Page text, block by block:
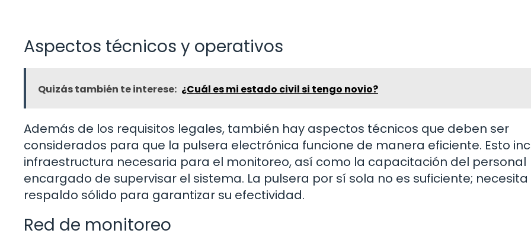
Aspectos técnicos y operativos
Quizás también te interese: ¿Cuál es mi estado civil si tengo novio?
Además de los requisitos legales, también hay aspectos técnicos que deben ser
considerados para que la pulsera electrónica funcione de manera eficiente. Esto
infraestructura necesaria para el monitoreo, así como la capacitación del personal
encargado de supervisar el sistema. La pulsera por sí sola no es suficiente; necesita
respaldo sólido para garantizar su efectividad.
Red de monitoreo